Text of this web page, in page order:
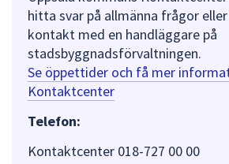
hitta svar på allmänna frågor
kontakt med en handläggare på
stadsbyggnadsförvaltningen.
Se öppettider och få mer
Kontaktcenter
Telefon:
Kontaktcenter 018-727 00 00